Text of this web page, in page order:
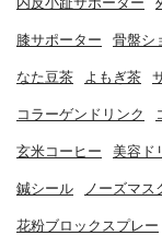
膝サポーター 骨盤シ
なた豆茶 よもぎ茶
コラーゲンドリンク
玄米コーヒー 美容ド
鍼シール ノーズマス
花粉ブロックスプレー